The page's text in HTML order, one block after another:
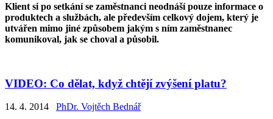
Klient si po setkání se zaměstnanci neodnáší pouze informace o
produktech a službách, ale především celkový dojem, který je
utvářen mimo jiné způsobem jakým s ním zaměstnanec
komunikoval, jak se choval a působil.
VIDEO: Co dělat, když chtějí zvýšení platu?
14. 4. 2014
PhDr. Vojtěch Bednář